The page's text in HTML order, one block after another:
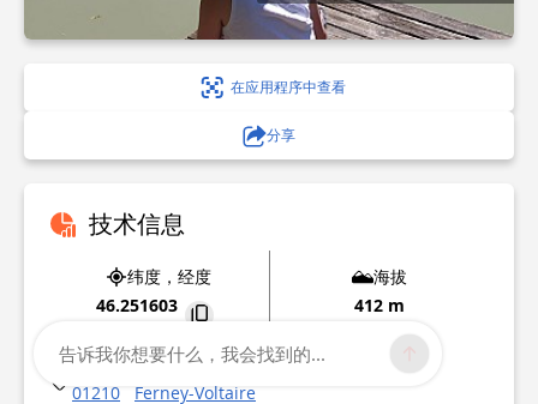
在应用程序中查看
分享
技术信息
纬度，经度
46.251603
海拔
412 m
Chemin de Colovrex
01210
Ferney-Voltaire
告诉我你想要什么，我会找到的...